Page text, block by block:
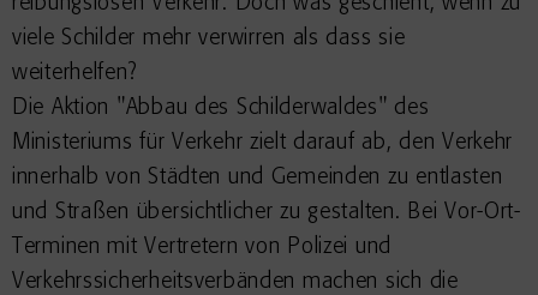
viele Schilder mehr verwirren als dass sie
weiterhelfen?
Die Aktion "Abbau des Schilderwaldes" des
Ministeriums für Verkehr zielt darauf ab, den Verkehr
innerhalb von Städten und Gemeinden zu entlasten
und Straßen übersichtlicher zu gestalten. Bei Vor-Ort-
Terminen mit Vertretern von Polizei und
Verkehrssicherheitsverbänden machen sich die